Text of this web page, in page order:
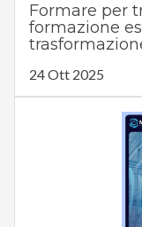
Formare per
formazione
24 Ott 2025